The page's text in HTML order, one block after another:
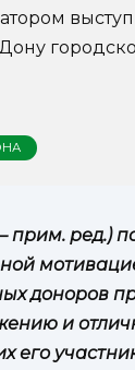
прим. ред.)
доноров
и
его